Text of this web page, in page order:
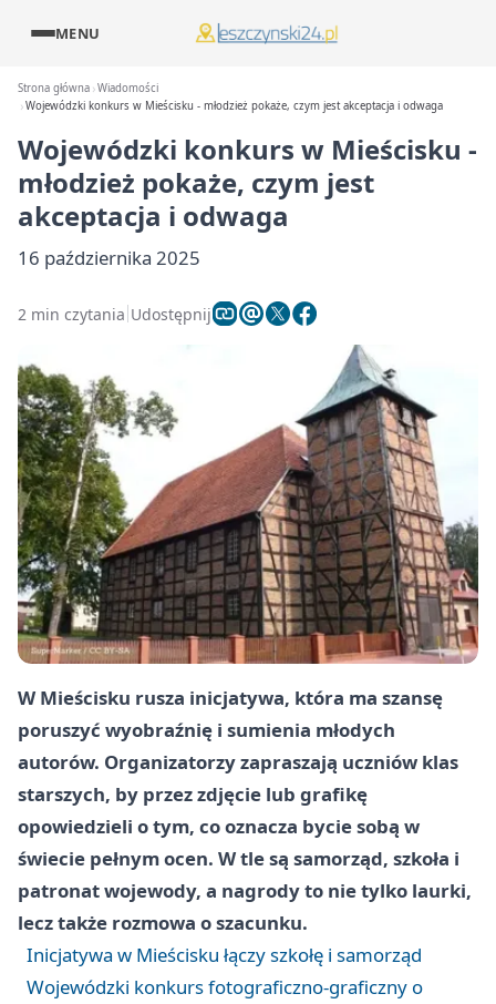
MENU
Strona główna Wiadomości
Wojewódzki konkurs w Mieścisku - młodzież pokaże, czym jest akceptacja i odwaga
Wojewódzki konkurs w Mieścisku -
młodzież pokaże, czym jest
akceptacja i odwaga
16 października 2025
2 min czytania Udostępnij
W Mieścisku rusza inicjatywa, która ma szansę
poruszyć wyobraźnię i sumienia młodych
autorów. Organizatorzy zapraszają uczniów klas
starszych, by przez zdjęcie lub grafikę
opowiedzieli o tym, co oznacza bycie sobą w
świecie pełnym ocen. W tle są samorząd, szkoła i
patronat wojewody, a nagrody to nie tylko laurki,
lecz także rozmowa o szacunku.
Inicjatywa w Mieścisku łączy szkołę i samorząd
Wojewódzki konkurs fotograficzno-graficzny o